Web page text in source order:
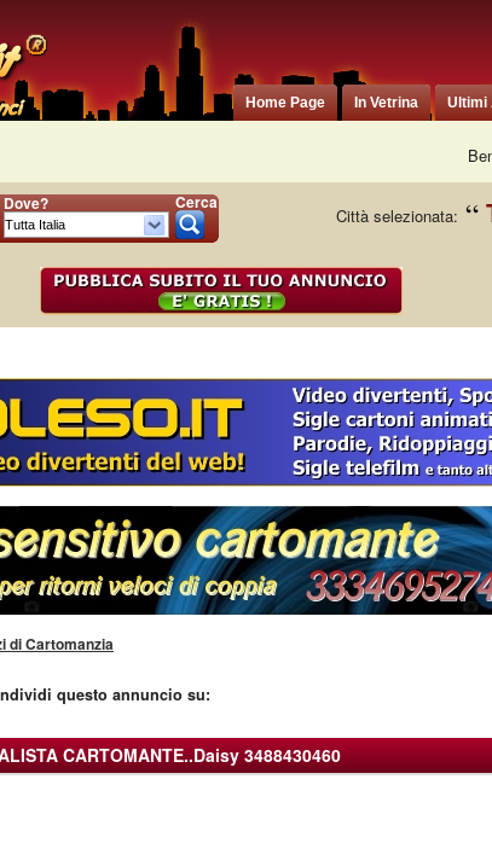
Home Page In Vetrina Ultimi
Dove? Cerca
Città selezionata:
di Cartomanzia
questo annuncio su:
CARTOMANTE..Daisy 3488430460